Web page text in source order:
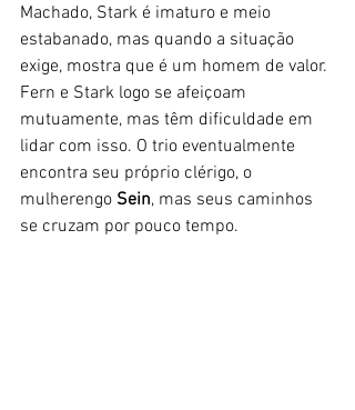
Machado, Stark é imaturo e meio
estabanado, mas quando a situação
exige, mostra que é um homem de valor.
Fern e Stark logo se afeiçoam
mutuamente, mas têm dificuldade em
lidar com isso. O trio eventualmente
encontra seu próprio clérigo, o
mulherengo Sein, mas seus caminhos
se cruzam por pouco tempo.